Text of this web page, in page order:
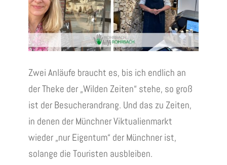
Zwei Anläufe braucht es, bis ich endlich an
der Theke der „Wilden Zeiten“ stehe, so groß
ist der Besucherandrang. Und das zu Zeiten,
in denen der Münchner Viktualienmarkt
wieder „nur Eigentum“ der Münchner ist,
solange die Touristen ausbleiben.